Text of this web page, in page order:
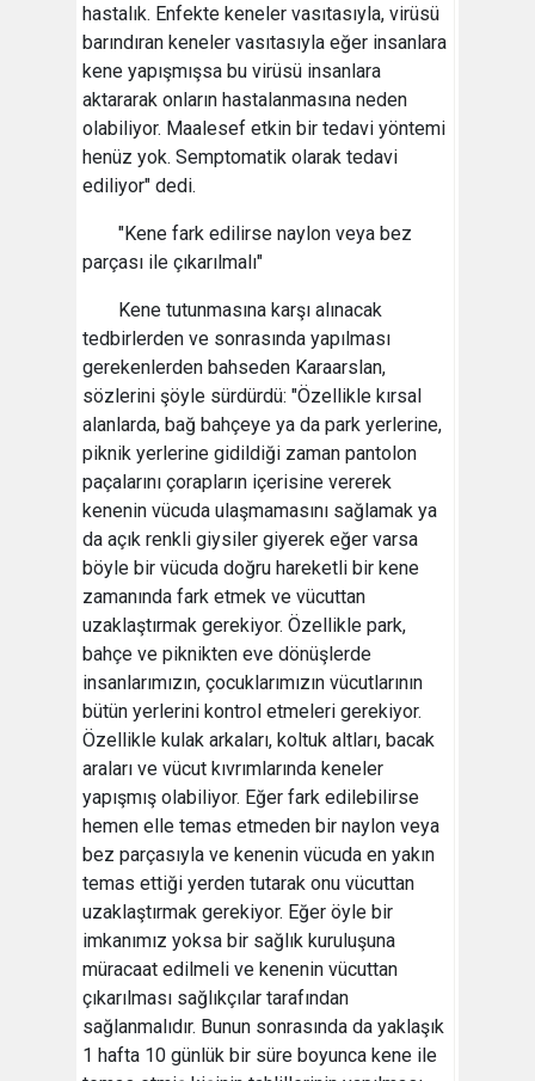
hastalık. Enfekte keneler vasıtasıyla, virüsü
barındıran keneler vasıtasıyla eğer insanlara
kene yapışmışsa bu virüsü insanlara
aktararak onların hastalanmasına neden
olabiliyor. Maalesef etkin bir tedavi yöntemi
henüz yok. Semptomatik olarak tedavi
ediliyor" dedi.
"Kene fark edilirse naylon veya bez
parçası ile çıkarılmalı"
Kene tutunmasına karşı alınacak
tedbirlerden ve sonrasında yapılması
gerekenlerden bahseden Karaarslan,
sözlerini şöyle sürdürdü: "Özellikle kırsal
alanlarda, bağ bahçeye ya da park yerlerine,
piknik yerlerine gidildiği zaman pantolon
paçalarını çorapların içerisine vererek
kenenin vücuda ulaşmamasını sağlamak ya
da açık renkli giysiler giyerek eğer varsa
böyle bir vücuda doğru hareketli bir kene
zamanında fark etmek ve vücuttan
uzaklaştırmak gerekiyor. Özellikle park,
bahçe ve piknikten eve dönüşlerde
insanlarımızın, çocuklarımızın vücutlarının
bütün yerlerini kontrol etmeleri gerekiyor.
Özellikle kulak arkaları, koltuk altları, bacak
araları ve vücut kıvrımlarında keneler
yapışmış olabiliyor. Eğer fark edilebilirse
hemen elle temas etmeden bir naylon veya
bez parçasıyla ve kenenin vücuda en yakın
temas ettiği yerden tutarak onu vücuttan
uzaklaştırmak gerekiyor. Eğer öyle bir
imkanımız yoksa bir sağlık kuruluşuna
müracaat edilmeli ve kenenin vücuttan
çıkarılması sağlıkçılar tarafından
sağlanmalıdır. Bunun sonrasında da yaklaşık
1 hafta 10 günlük bir süre boyunca kene ile